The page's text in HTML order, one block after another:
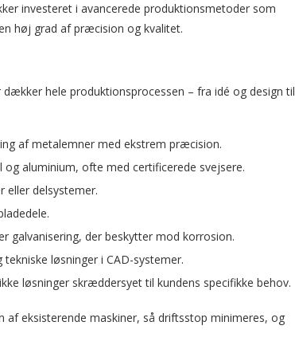
investeret i avancerede produktionsmetoder som
høj grad af præcision og kvalitet.
hele produktionsprocessen – fra idé og design til
af metalemner med ekstrem præcision.
aluminium, ofte med certificerede svejsere.
eller delsystemer.
galvanisering, der beskytter mod korrosion.
løsninger i CAD-systemer.
løsninger skræddersyet til kundens specifikke behov.
af eksisterende maskiner, så driftsstop minimeres, og